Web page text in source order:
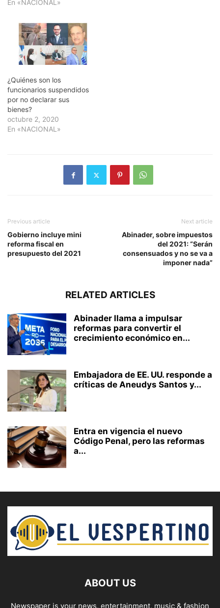
En «NACIONAL»
¿Quiénes son los
funcionarios suspendidos
por no declarar sus
bienes?
octubre 2, 2020
En «NACIONAL»
Previous article
Gobierno incluye mini
reforma fiscal en
presupuesto del 2021
Next article
Abinader, sobre impuestos
del 2021: “Serán
consensuados y no se va a
imponer nada”
RELATED ARTICLES
Abinader llama a impulsar
reformas para convertir el
crecimiento económico en...
Embajadora de EE. UU. responde a
críticas de Aneudys Santos y...
Entra en vigencia el nuevo
Código Penal, pero las reformas
a...
ABOUT US
Newspaper is your news, entertainment, music & fashion